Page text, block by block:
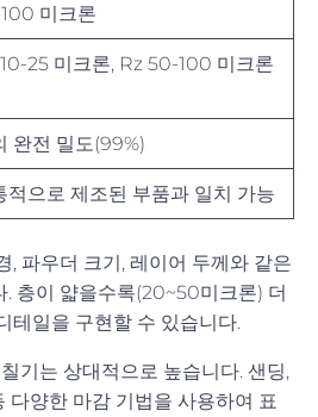
미크론
25 미크론, Rz 50-100 미크론
완전 밀도(99%)
적으로 제조된 부품과 일치 가능
, 파우더 크기, 레이어 두께와 같은
. 층이 얇을수록(20~50미크론) 더
테일을 구현할 수 있습니다.
기는 상대적으로 높습니다. 샌딩,
다양한 마감 기법을 사용하여 표